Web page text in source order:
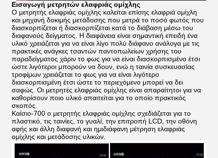
Εισαγωγή μετρητών ελαφριάς ομίχλης
Ο μετρητής ελαφριάς ομίχλης καλείται επίσης ελαφριά ομίχλη
και μηχανή δοκιμής μετάδοσης που μετρά το ποσό φωτός που
διασκορπίζεται ή διασκορπίζεται κατά το διάβαση μέσω του
διαφανούς δείγματος. Η διαφάνεια είναι σημαντική επειδή ένα
υλικό χρειάζεται για να είναι λίγο πολύ διάφανο ανάλογα με τις
πρακτικές ανάγκες τσαντών παντοπωλείων χρήσης του
παραδείγματος χάριν το φως για να είναι διασκορπισμένο έτσι
ώστε λιγότεροι μπορούν να δουν, ενώ η ταινία συσκευασίας
τροφίμων χρειάζεται το φως για να είναι λιγότερο
διασκορπισμένη έτσι ώστε το περιεχόμενο μπορεί να δει
σαφώς. Οι μετρητές ελαφριάς ομίχλης είναι απαραίτητοι για να
καθορίσουν ποιο υλικό απαιτείται για το οποίο πρακτικός
σκοπός.
Καίσιο-700 ο μετρητής ελαφριάς ομίχλης σχεδιάζεται για το
πλαστικό, τις ταινίες, το γυαλί, την επιτροπή LCD, την οθόνη
αφής και άλλη διαφανή και ημιδιάφανη μέτρηση ελαφριάς
ομίχλης και μετάδοσης υλικών.